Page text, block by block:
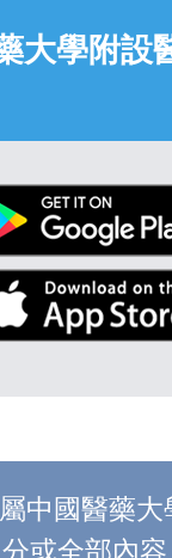
大學附設
中國醫藥
分或全部內